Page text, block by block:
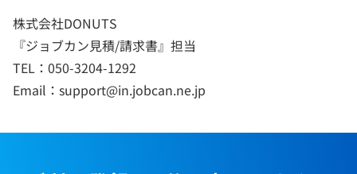
株式会社DONUTS
『ジョブカン見積/請求書』担当
TEL：050-3204-1292
Email：support@in.jobcan.ne.jp